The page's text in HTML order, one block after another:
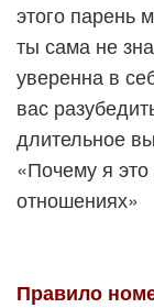
этого парень
ты сама не
уверенна в
вас
длительное
«Почему я
отношениях»
Правило